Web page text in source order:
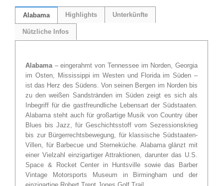
Alabama Highlights Unterkünfte
Nützliche Infos
Alabama – eingerahmt von Tennessee im Norden, Georgia
im Osten, Mississippi im Westen und Florida im Süden –
ist das Herz des Südens. Von seinen Bergen im Norden bis
zu den weißen Sandstränden im Süden zeigt es sich als
Inbegriff für die gastfreundliche Lebensart der Südstaaten.
Alabama steht auch für großartige Musik von Country über
Blues bis Jazz, für Geschichtsstoff vom Sezessionskrieg
bis zur Bürgerrechtsbewegung, für klassische Südstaaten-
Villen, für Barbecue und Sterneküche. Alabama glänzt mit
einer Vielzahl einzigartiger Attraktionen, darunter das U.S.
Space & Rocket Center in Huntsville sowie das Barber
Vintage Motorsports Museum in Birmingham und der